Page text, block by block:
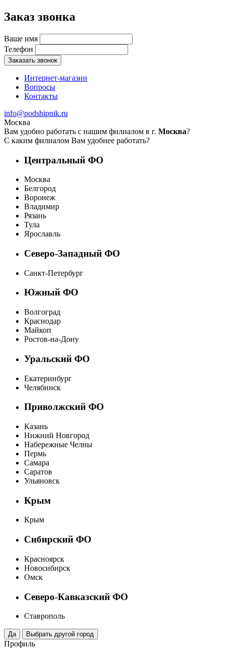
Заказ звонка
Ваше имя
Телефон
Заказать звонок
Интернет-магазин
Вопросы
Контакты
info@podshipnik.ru
Москва
Вам удобно работать с нашим филиалом в г. Москва?
С каким филиалом Вам удобнее работать?
Центральный ФО
Москва
Белгород
Воронеж
Владимир
Рязань
Тула
Ярославль
Северо-Западный ФО
Санкт-Петербург
Южный ФО
Волгоград
Краснодар
Майкоп
Ростов-на-Дону
Уральский ФО
Екатеринбург
Челябинск
Приволжский ФО
Казань
Нижний Новгород
Набережные Челны
Пермь
Самара
Саратов
Ульяновск
Крым
Крым
Сибирский ФО
Красноярск
Новосибирск
Омск
Северо-Кавказский ФО
Ставрополь
Профиль